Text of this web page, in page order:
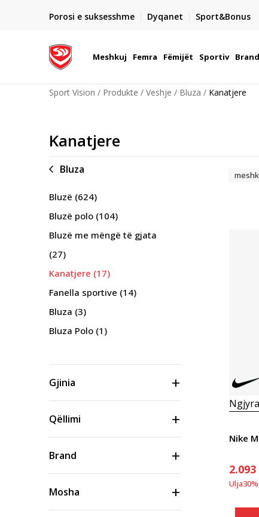
Porosi e suksesshme Dyqanet Sport&Bonus
- për të gjitha porositë me para në dorë ose me kartë
Meshkuj Femra Fëmijët Sportiv Brand
Sport Vision Produkte Veshje Bluza Kanatjere
Kanatjere
Bluza
Bluzë (624)
Bluzë polo (104)
Bluzë me mëngë të gjata
(27)
Kanatjere (17)
Fanella sportive (14)
Bluza (3)
Bluza Polo (1)
Gjinia
Qëllimi
Brand
Mosha
Nike
2.093
Ulja30%